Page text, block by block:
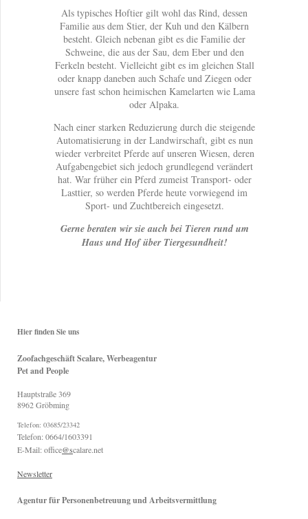
Als typisches Hoftier gilt wohl das Rind, dessen
Familie aus dem Stier, der Kuh und den Kälbern
besteht. Gleich nebenan gibt es die Familie der
Schweine, die aus der Sau, dem Eber und den
Ferkeln besteht. Vielleicht gibt es im gleichen Stall
oder knapp daneben auch Schafe und Ziegen oder
unsere fast schon heimischen Kamelarten wie Lama
oder Alpaka.
Nach einer starken Reduzierung durch die steigende
Automatisierung in der Landwirschaft, gibt es nun
wieder verbreitet Pferde auf unseren Wiesen, deren
Aufgabengebiet sich jedoch grundlegend verändert
hat. War früher ein Pferd zumeist Transport- oder
Lasttier, so werden Pferde heute vorwiegend im
Sport- und Zuchtbereich eingesetzt.
Gerne beraten wir sie auch bei Tieren rund um
Haus und Hof über Tiergesundheit!
Hier finden Sie uns
Zoofachgeschäft Scalare, Werbeagentur
Pet and People
Hauptstraße369
8962Gröbming
Telefon: 03685/23342
Telefon: 0664/1603391
E-Mail: office@scalare.net
Newsletter
Agentur für Personenbetreuung und Arbeitsvermittlung